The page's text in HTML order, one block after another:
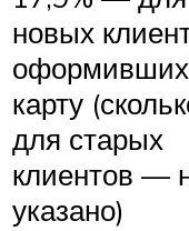
новых
оформивших
карту
для старых
клиентов —
указано)